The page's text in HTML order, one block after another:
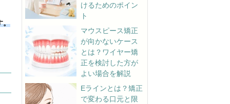
。
けるためのポイン
ト
マウスピース矯正
が向かないケース
とは？ワイヤー矯
正を検討した方が
よい場合を解説
Eラインとは？矯正
で変わる口元と限